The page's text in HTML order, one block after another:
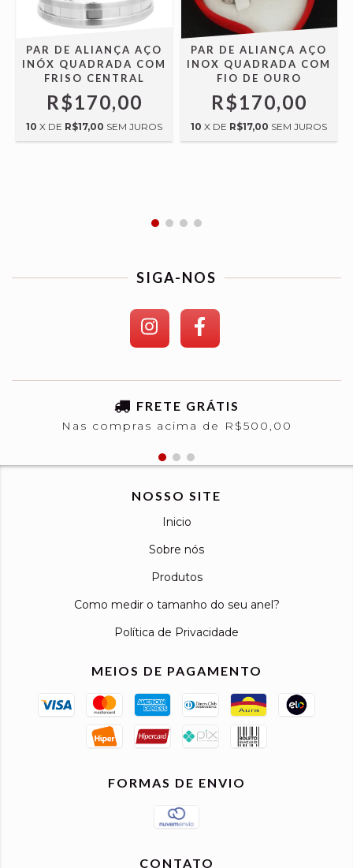
PAR DE ALIANÇA AÇO
INÓX QUADRADA COM
FRISO CENTRAL
R$170,00
10 X DE R$17,00 SEM JUROS
PAR DE ALIANÇA AÇO
INOX QUADRADA COM
FIO DE OURO
R$170,00
10 X DE R$17,00 SEM JUROS
SIGA-NOS
FRETE GRÁTIS
Nas compras acima de R$500,00
NOSSO SITE
Inicio
Sobre nós
Produtos
Como medir o tamanho do seu anel?
Política de Privacidade
MEIOS DE PAGAMENTO
FORMAS DE ENVIO
CONTATO